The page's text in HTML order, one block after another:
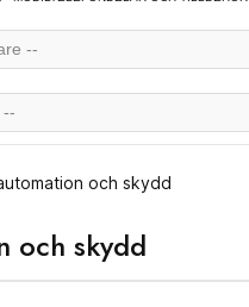
--
--
och skydd
och skydd